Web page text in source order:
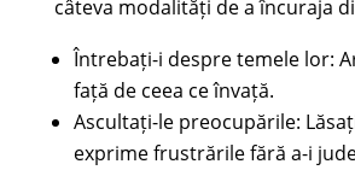
câteva modalități de a încuraja
Întrebați-i despre temele lor:
față de ceea ce învață.
Ascultați-le preocupările:
exprime frustrările fără a-i